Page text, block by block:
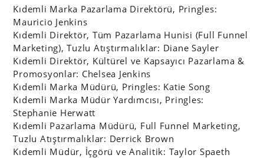
Kıdemli Marka Pazarlama Direktörü, Pringles:
Mauricio Jenkins
Kıdemli Direktör, Tüm Pazarlama Hunisi (Full Funnel
Marketing), Tuzlu Atıştırmalıklar: Diane Sayler
Kıdemli Direktör, Kültürel ve Kapsayıcı Pazarlama &
Promosyonlar: Chelsea Jenkins
Kıdemli Marka Müdürü, Pringles: Katie Song
Kıdemli Marka Müdür Yardımcısı, Pringles:
Stephanie Herwatt
Kıdemli Pazarlama Müdürü, Full Funnel Marketing,
Tuzlu Atıştırmalıklar: Derrick Brown
Kıdemli Müdür, İçgörü ve Analitik: Taylor Spaeth